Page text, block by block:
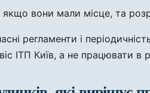
якщо вони мали місце, та
регламенти і
ІТП Київ, а не працювати